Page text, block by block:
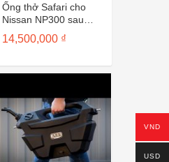
Ống thở Safari cho
Nissan NP300 sau
2021 SS742HF
14,500,000 ₫
VND
USD